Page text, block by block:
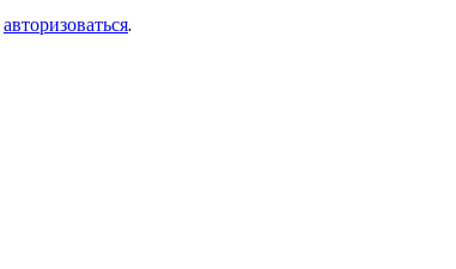
авторизоваться.